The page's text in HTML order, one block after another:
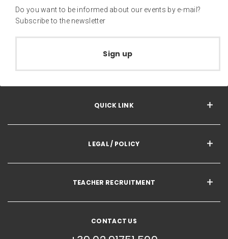
Do you want to be informed about our events by e-mail?
Subscribe to the newsletter
Sign up
QUICK LINK
LEGAL / POLICY
TEACHER RECRUITMENT
CONTACT US